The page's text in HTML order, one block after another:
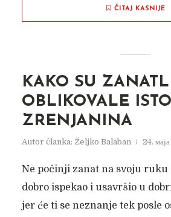
ČITAJ KASNIJE
KAKO SU
OBLIKOVALE
ZRENJANINA
Autor članka: Željko Balaban 24.
Ne počinji zanat na svoju ruku
dobro ispekao i usavršio u
jer će ti se neznanje tek posle